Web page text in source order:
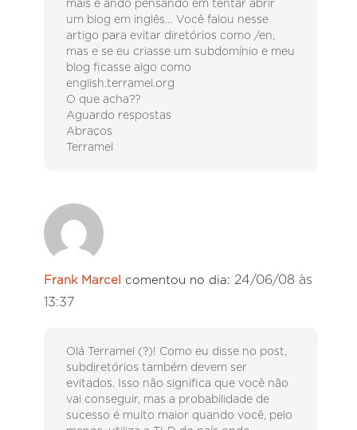
mais e ando pensando em tentar abrir
um blog em inglês… Você falou nesse
artigo para evitar diretórios como /en,
mas e se eu criasse um subdomínio e meu
blog ficasse algo como
english.terramel.org
O que acha??
Aguardo respostas
Abraços
Terramel
Frank Marcel comentou no dia: 24/06/08 às
13:37
Olá Terramel (?)! Como eu disse no post,
subdiretórios também devem ser
evitados. Isso não significa que você não
vai conseguir, mas a probabilidade de
sucesso é muito maior quando você, pelo